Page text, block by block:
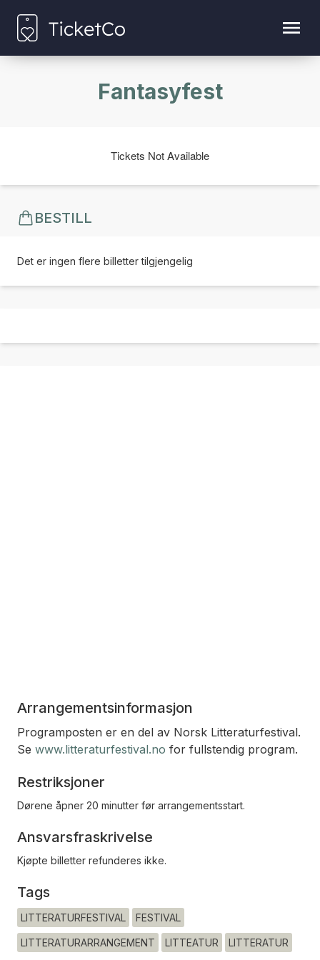
Fantasyfest
Tickets Not Available
BESTILL
Det er ingen flere billetter tilgjengelig
Arrangementsinformasjon
Programposten er en del av Norsk Litteraturfestival.
Se www.litteraturfestival.no for fullstendig program.
Restriksjoner
Dørene åpner 20 minutter før arrangementsstart.
Ansvarsfraskrivelse
Kjøpte billetter refunderes ikke.
Tags
LITTERATURFESTIVAL FESTIVAL
LITTERATURARRANGEMENT LITTEATUR LITTERATUR